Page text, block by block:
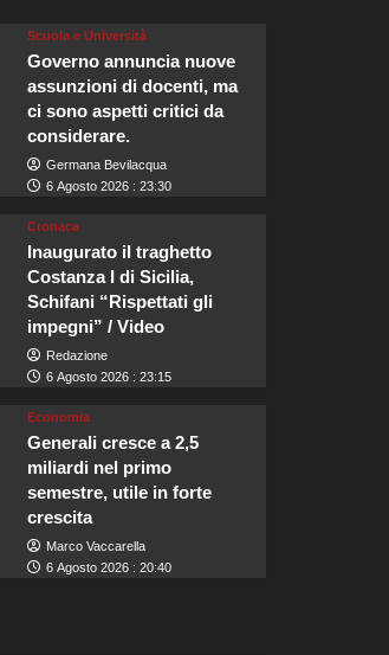
Scuola e Università
Governo annuncia nuove
assunzioni di docenti, ma
ci sono aspetti critici da
considerare.
Germana Bevilacqua
6 Agosto 2026 : 23:30
Cronaca
Inaugurato il traghetto
Costanza I di Sicilia,
Schifani “Rispettati gli
impegni” / Video
Redazione
6 Agosto 2026 : 23:15
Economia
Generali cresce a 2,5
miliardi nel primo
semestre, utile in forte
crescita
Marco Vaccarella
6 Agosto 2026 : 20:40